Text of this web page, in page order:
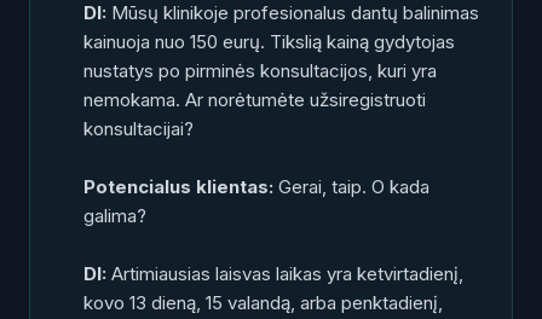
DI: Mūsų klinikoje profesionalus dantų balinimas
kainuoja nuo 150 eurų. Tikslią kainą gydytojas
nustatys po pirminės konsultacijos, kuri yra
nemokama. Ar norėtumėte užsiregistruoti
konsultacijai?
Potencialus klientas: Gerai, taip. O kada
galima?
DI: Artimiausias laisvas laikas yra ketvirtadienį,
kovo 13 dieną, 15 valandą, arba penktadienį,